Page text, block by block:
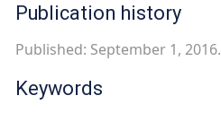
Publication history
Published: September 1, 2016.
Keywords